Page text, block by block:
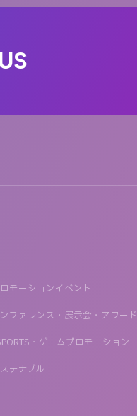
モーションイベント
ファレンス・展示会・アワード
・ゲームプロモーション
テナブル